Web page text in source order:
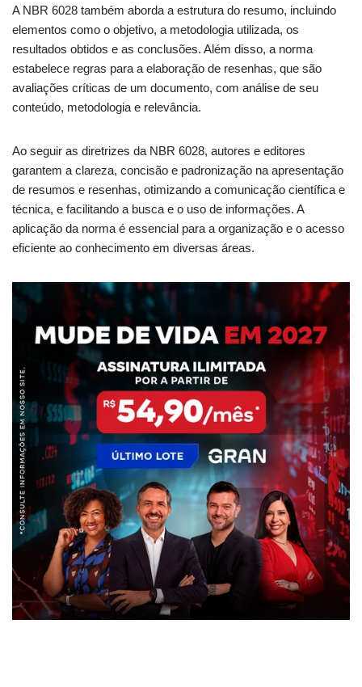
A NBR 6028 também aborda a estrutura do resumo, incluindo
elementos como o objetivo, a metodologia utilizada, os
resultados obtidos e as conclusões. Além disso, a norma
estabelece regras para a elaboração de resenhas, que são
avaliações críticas de um documento, com análise de seu
conteúdo, metodologia e relevância.
Ao seguir as diretrizes da NBR 6028, autores e editores
garantem a clareza, concisão e padronização na apresentação
de resumos e resenhas, otimizando a comunicação científica e
técnica, e facilitando a busca e o uso de informações. A
aplicação da norma é essencial para a organização e o acesso
eficiente ao conhecimento em diversas áreas.